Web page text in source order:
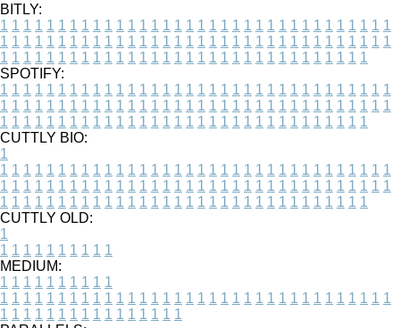
BITLY:
1 1 1 1 1 1 1 1 1 1 1 1 1 1 1 1 1 1 1 1 1 1 1 1 1 1 1 1 1 1 1 1 1 1
1 1 1 1 1 1 1 1 1 1 1 1 1 1 1 1 1 1 1 1 1 1 1 1 1 1 1 1 1 1 1 1 1 1
1 1 1 1 1 1 1 1 1 1 1 1 1 1 1 1 1 1 1 1 1 1 1 1 1 1 1 1 1 1 1 1
SPOTIFY:
1 1 1 1 1 1 1 1 1 1 1 1 1 1 1 1 1 1 1 1 1 1 1 1 1 1 1 1 1 1 1 1 1 1
1 1 1 1 1 1 1 1 1 1 1 1 1 1 1 1 1 1 1 1 1 1 1 1 1 1 1 1 1 1 1 1 1 1
1 1 1 1 1 1 1 1 1 1 1 1 1 1 1 1 1 1 1 1 1 1 1 1 1 1 1 1 1 1 1 1
CUTTLY BIO:
1
1 1 1 1 1 1 1 1 1 1 1 1 1 1 1 1 1 1 1 1 1 1 1 1 1 1 1 1 1 1 1 1 1 1
1 1 1 1 1 1 1 1 1 1 1 1 1 1 1 1 1 1 1 1 1 1 1 1 1 1 1 1 1 1 1 1 1 1
1 1 1 1 1 1 1 1 1 1 1 1 1 1 1 1 1 1 1 1 1 1 1 1 1 1 1 1 1 1 1 1
CUTTLY OLD:
1
1 1 1 1 1 1 1 1 1 1
MEDIUM:
1 1 1 1 1 1 1 1 1 1
1 1 1 1 1 1 1 1 1 1 1 1 1 1 1 1 1 1 1 1 1 1 1 1 1 1 1 1 1 1 1 1 1 1
1 1 1 1 1 1 1 1 1 1 1 1 1 1 1 1